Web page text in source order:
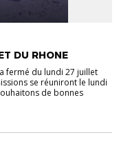
DU RHONE
fermé du lundi 27 juillet
se réuniront le lundi
de bonnes